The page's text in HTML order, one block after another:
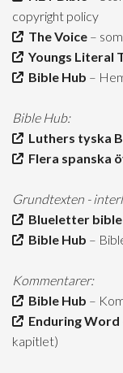
copyright policy
The Voice –
Youngs Literal
Bible Hub –
Bible Hub:
Luthers tyska
Flera spanska
Grundtexten -
Blueletter bible
Bible Hub –
Kommentarer:
Bible Hub –
Enduring Word
kapitlet)